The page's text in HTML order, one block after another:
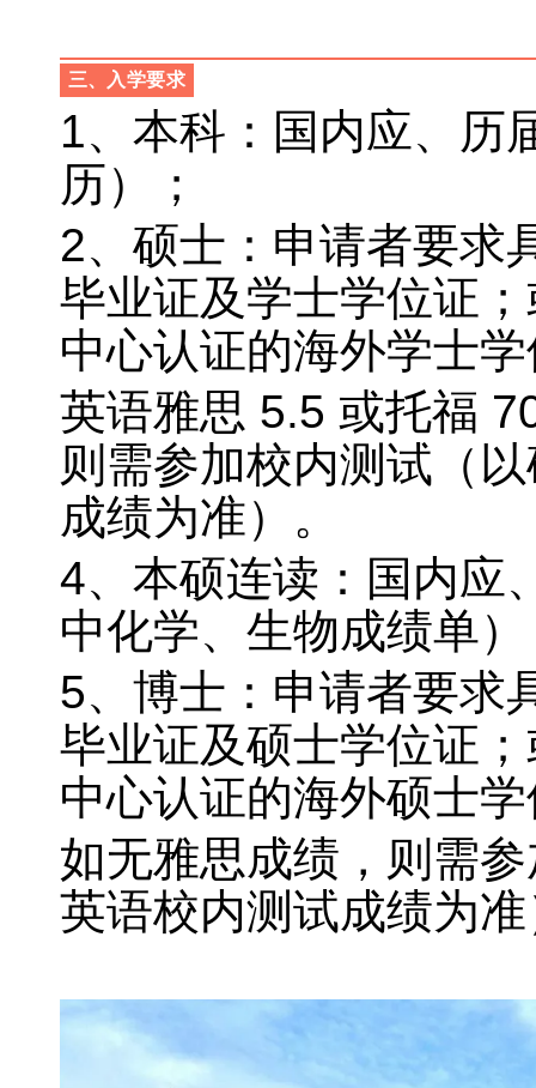
三、 入学要求
1、本科：国内应、历
历）；
2、硕士：申请者要求
毕业证及学士学位证
中心认证的海外学士
英语雅思 5.5 或托福
则需参加校内测试（
成绩为准）。
4、本硕连读：国内应
中化学、生物成绩单）
5、博士：申请者要求
毕业证及硕士学位证
中心认证的海外硕士
如无雅思成绩，则需
英语校内测试成绩为